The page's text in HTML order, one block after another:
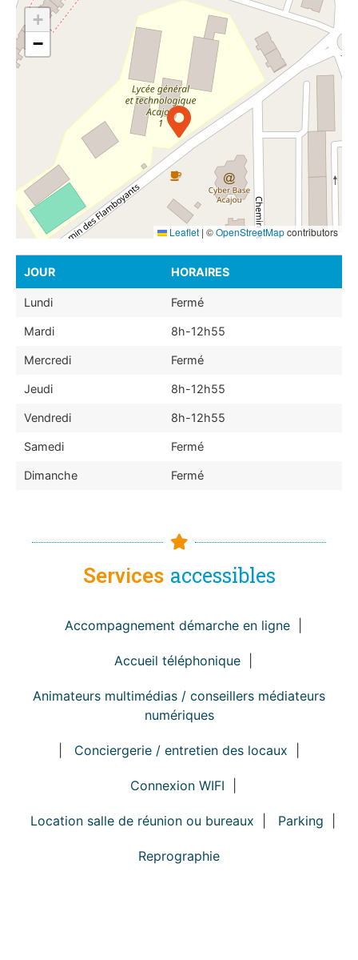
+
−
Leaflet | ©OpenStreetMapcontributors
JOUR HORAIRES
Lundi Fermé
Mardi 8h-12h55
Mercredi Fermé
Jeudi 8h-12h55
Vendredi 8h-12h55
Samedi Fermé
Dimanche Fermé
Services accessibles
Accompagnement démarche en ligne
Accueil téléphonique
Animateurs multimédias / conseillers médiateurs
numériques
Conciergerie / entretien des locaux
Connexion WIFI
Location salle de réunion ou bureaux Parking
Reprographie